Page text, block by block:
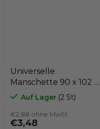
Universelle
Manschette 90 x 102 x
8,5 K22-090/1 NBR,
Auf Lager (2 St)
€2,88 ohne MwSt.
€3,48